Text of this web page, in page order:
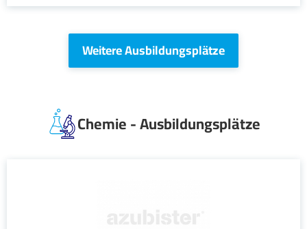
Weitere Ausbildungsplätze
Chemie - Ausbildungsplätze